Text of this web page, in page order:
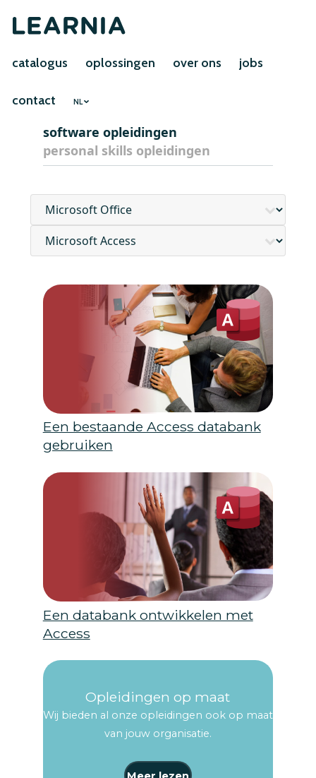
catalogus oplossingen over ons jobs
contact NL
software opleidingen
personal skills opleidingen
Een bestaande Access databank
gebruiken
Een databank ontwikkelen met
Access
Opleidingen op maat
Wij bieden al onze opleidingen ook op maat
van jouw organisatie.